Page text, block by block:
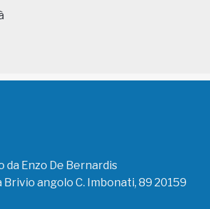
da Enzo De Bernardis
Brivio angolo C. Imbonati, 89 20159